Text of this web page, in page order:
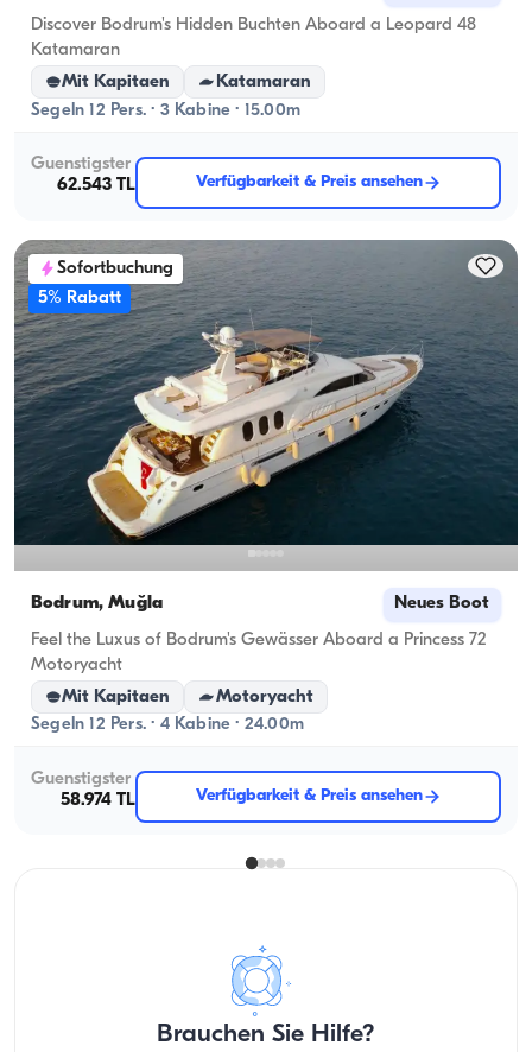
Discover Bodrum's Hidden Buchten Aboard a Leopard 48
Katamaran
Mit Kapitaen
Katamaran
Segeln 12 Pers. · 3 Kabine · 15.00m
Guenstigster
62.543 TL
Verfügbarkeit & Preis ansehen
Sofortbuchung
5% Rabatt
Bodrum, Muğla Neues Boot
Feel the Luxus of Bodrum's Gewässer Aboard a Princess 72
Motoryacht
Mit Kapitaen
Motoryacht
Segeln 12 Pers. · 4 Kabine · 24.00m
Guenstigster
58.974 TL
Verfügbarkeit & Preis ansehen
Brauchen Sie Hilfe?